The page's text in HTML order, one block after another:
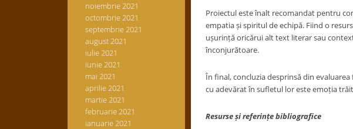
noiembrie 2021
octombrie 2021
septembrie 2021
august 2021
iulie 2021
iunie 2021
mai 2021
aprilie 2021
martie 2021
februarie 2021
ianuarie 2021
Proiectul este înalt recomandat pentru
empatia și spiritul de echipă. Fiind o
ușurință oricărui alt text literar sau
înconjurătoare.
În final, concluzia desprinsă din
cu adevărat în sufletul lor este emoția
Resurse și referințe bibliografice